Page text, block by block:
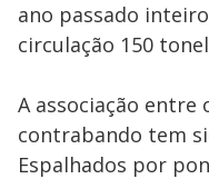
ano passado
circulação 150
A associação entre
contrabando tem
Espalhados por